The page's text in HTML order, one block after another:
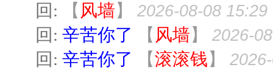
回:
【 风墙】 2026-08-08 15:29
回: 辛苦你了 【 风墙】 2026-
回: 辛苦你了 【滚滚钱】